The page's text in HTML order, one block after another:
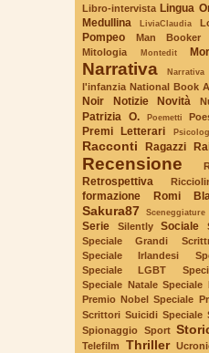
Libro-intervista Lingua
Medullina
LiviaClaudia
Pompeo
Man Booker
Mitologia
Montedit
Narrativa
l'infanzia National Book
Noir Notizie Novità
Patrizia O. Poemetti
Premi Letterari
Racconti Ragazzi
Recensione
Retrospettiva
formazione
Romi
Sakura87 Sceneggiature
Serie
Silently Sociale
Speciale Grandi
Speciale Irlandesi
Speciale LGBT
Speciale Natale Speciale
Premio Nobel Speciale
Scrittori Suicidi Speciale
Spionaggio Sport
Telefilm
Thriller